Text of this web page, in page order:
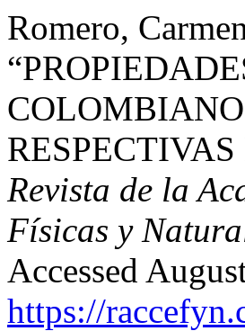
Romero,
Revista de la
Físicas y
Accessed
https://